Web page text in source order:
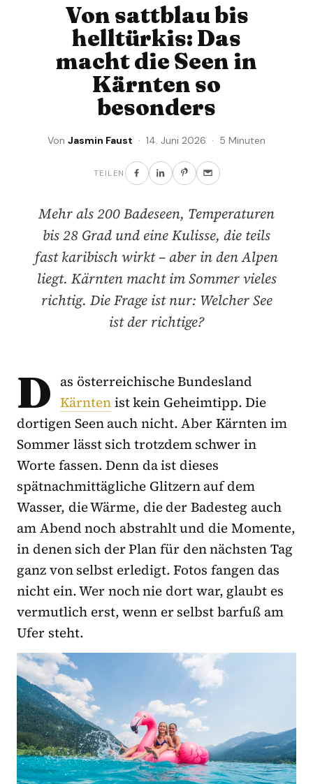
Von sattblau bis
helltürkis: Das
macht die Seen in
Kärnten so
besonders
Von Jasmin Faust · 14. Juni 2026 · 5 Minuten
TEILEN
Mehr als 200 Badeseen, Temperaturen
bis 28 Grad und eine Kulisse, die teils
fast karibisch wirkt – aber in den Alpen
liegt. Kärnten macht im Sommer vieles
richtig. Die Frage ist nur: Welcher See
ist der richtige?
D as österreichische Bundesland
Kärntenist kein Geheimtipp. Die
dortigen Seen auch nicht. Aber Kärnten im
Sommer lässt sich trotzdem schwer in
Worte fassen. Denn da ist dieses
spätnachmittägliche Glitzern auf dem
Wasser, die Wärme, die der Badesteg auch
am Abend noch abstrahlt und die Momente,
in denen sich der Plan für den nächsten Tag
ganz von selbst erledigt. Fotos fangen das
nicht ein. Wer noch nie dort war, glaubt es
vermutlich erst, wenn er selbst barfuß am
Ufer steht.